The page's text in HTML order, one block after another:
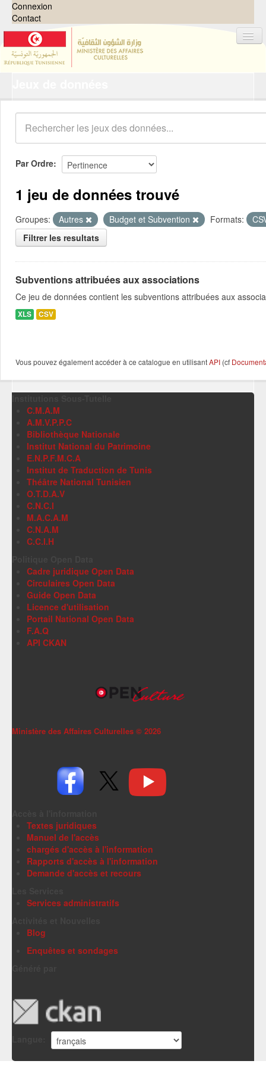
Connexion
Contact
Organisations
Groupes
Demandes 0
À propos
Par Ordre
1 jeu de données trouvé
Groupes: Autres Budget et Subvention Formats:
Filtrer les resultats
Subventions attribuées aux associations
Ce jeu de données contient les subventions attribuées aux
XLS CSV
Vous pouvez également accéder à ce catalogue en utilisantAPI (cf
C.M.A.M
A.M.V.P.P.C
Bibliothèque Nationale
Institut National du Patrimoine
E.N.P.F.M.C.A
Institut de Traduction de Tunis
Théâtre National Tunisien
O.T.D.A.V
C.N.C.I
M.A.C.A.M
C.N.A.M
C.C.I.H
Cadre juridique Open Data
Circulaires Open Data
Guide Open Data
Licence d'utilisation
Portail National Open Data
F.A.Q
API CKAN
Ministère des Affaires Culturelles © 2026
Textes juridiques
Manuel de l'accès
chargés d'accès à l'information
Rapports d'accès à l'information
Demande d'accès et recours
Services administratifs
Blog
Enquêtes et sondages